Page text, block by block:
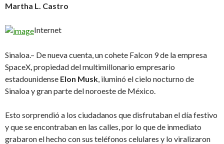
Martha L. Castro
Internet
Sinaloa.– De nueva cuenta, un cohete Falcon 9 de la empresa
SpaceX, propiedad del multimillonario empresario
estadounidense Elon Musk, iluminó el cielo nocturno de
Sinaloa y gran parte del noroeste de México.
Esto sorprendió a los ciudadanos que disfrutaban el día festivo
y que se encontraban en las calles, por lo que de inmediato
grabaron el hecho con sus teléfonos celulares y lo viralizaron